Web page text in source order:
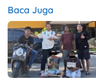
Baca Juga